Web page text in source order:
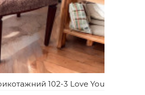
102-3 Love You